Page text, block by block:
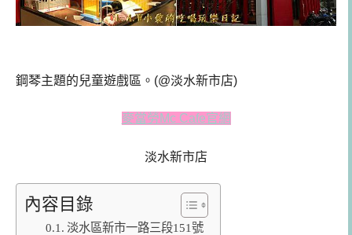
鋼琴主題的兒童遊戲區。(@淡水新市店)
麥當勞Mc Cafe官網
淡水新市店
內容目錄
淡水區新市一路三段151號